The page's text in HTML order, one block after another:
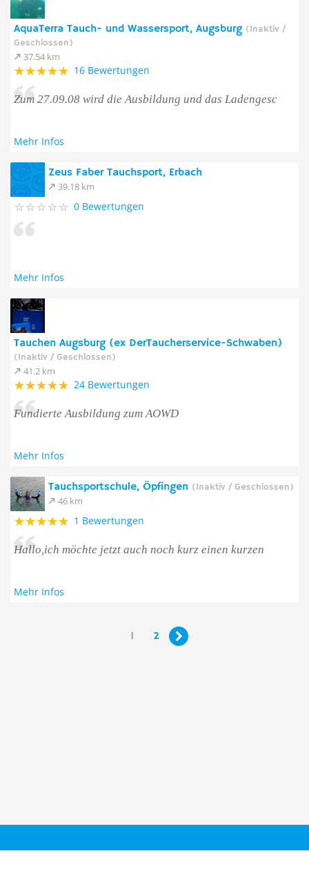
AquaTerra Tauch- und Wassersport, Augsburg (Inaktiv /
Geschlossen)
37.54 km
16 Bewertungen
Zum 27.09.08 wird die Ausbildung und das Ladengesc
Mehr Infos
Zeus Faber Tauchsport, Erbach
39.18 km
0 Bewertungen
Mehr Infos
Tauchen Augsburg (ex DerTaucherservice-Schwaben)
(Inaktiv / Geschlossen)
41.2 km
24 Bewertungen
Fundierte Ausbildung zum AOWD
Mehr Infos
Tauchsportschule, Öpfingen (Inaktiv / Geschlossen)
46 km
1 Bewertungen
Hallo,ich möchte jetzt auch noch kurz einen kurzen
Mehr Infos
1 2 